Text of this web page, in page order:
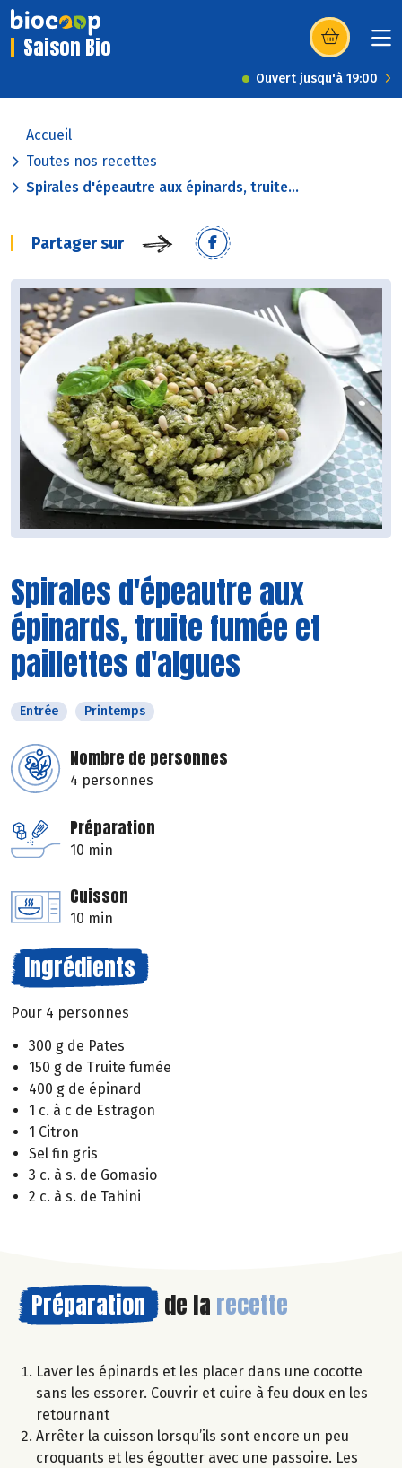
Saison Bio (s’ouvre dans
Ouvert jusqu'à 19:00
Accueil
Toutes nos recettes
Spirales d'épeautre aux épinards, truite...
Partager sur
Spirales d'épeautre aux
épinards, truite fumée et
paillettes d'algues
Entrée Printemps
Nombre de personnes
4 personnes
Préparation
10 min
Cuisson
10 min
Ingrédients
Pour 4 personnes
300 g de Pates
150 g de Truite fumée
400 g de épinard
1 c. à c de Estragon
1 Citron
Sel fin gris
3 c. à s. de Gomasio
2 c. à s. de Tahini
Préparation de la recette
Laver les épinards et les placer dans une cocotte
sans les essorer. Couvrir et cuire à feu doux en les
retournant
Arrêter la cuisson lorsqu’ils sont encore un peu
croquants et les égoutter avec une passoire. Les